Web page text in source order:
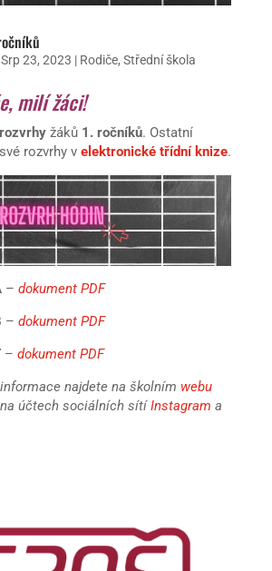
Srp 23, 2023 | Rodiče, Střední škola
milí žáci!
rozvrhyžáků 1. ročníků. Ostatní
rozvrhy v elektronické třídní knize.
– dokument PDF
– dokument PDF
– dokument PDF
najdete na školním webu
účtech sociálních sítíInstagram a